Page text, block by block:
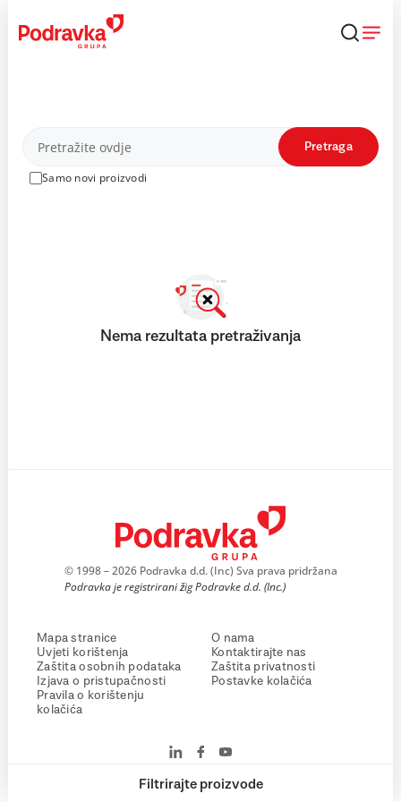
content
Proizvodi
Samo novi proizvodi
Pretraga
Filtrirajte proizvode
Nema rezultata pretraživanja
© 1998 – 2026 Podravka d.d. (Inc) Sva prava pridržana
Podravka je registrirani žig Podravke d.d. (Inc.)
Mapa stranice
Uvjeti korištenja
Zaštita osobnih podataka
Izjava o pristupačnosti
Pravila o korištenju
kolačića
O nama
Kontaktirajte nas
Zaštita privatnosti
Postavke kolačića